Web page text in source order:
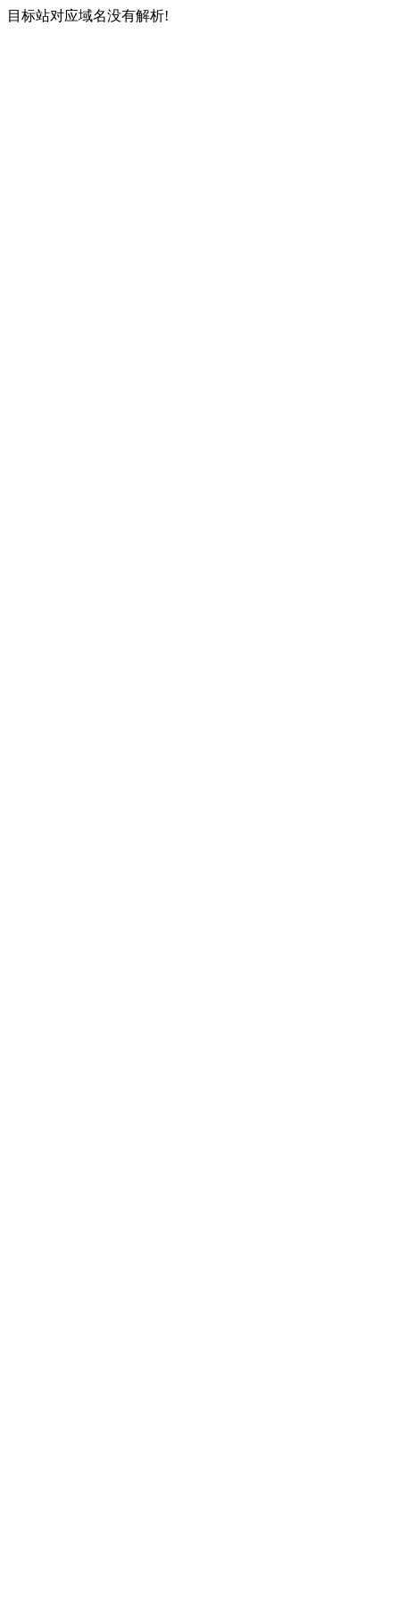
目标站对应域名没有解析!